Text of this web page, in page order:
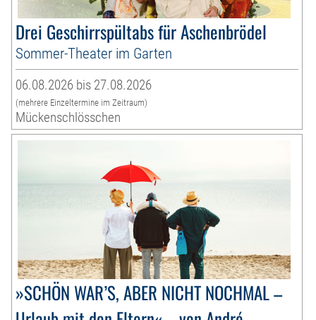
Drei Geschirrspültabs für Aschenbrödel
Sommer-Theater im Garten
06.08.2026 bis 27.08.2026
(mehrere Einzeltermine im Zeitraum)
Mückenschlösschen
»SCHÖN WAR’S, ABER NICHT NOCHMAL –